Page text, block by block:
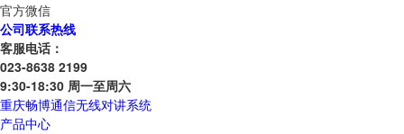
官方微信
公司联系热线
客服电话：
023-8638 2199
9:30-18:30 周一至周六
重庆畅博通信无线对讲系统
产品中心